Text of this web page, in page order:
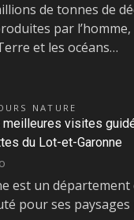
de tonnes de
par l’homme,
et les océans…
NATURE
meilleures visites
du Lot-et-Garonne
est un
pour ses